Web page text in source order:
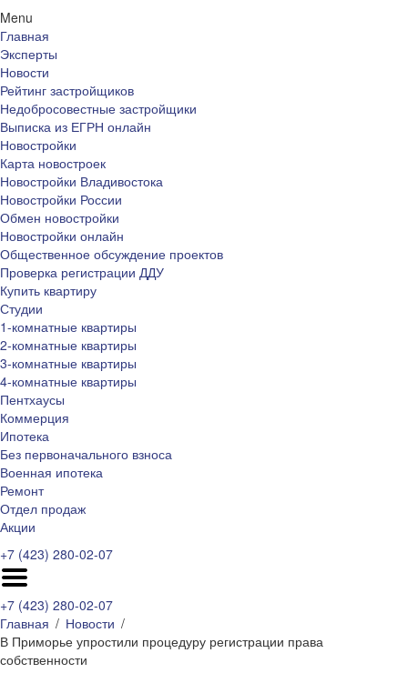
Menu
Главная
Эксперты
Новости
Рейтинг застройщиков
Недобросовестные застройщики
Выписка из ЕГРН онлайн
Новостройки
Карта новостроек
Новостройки Владивостока
Новостройки России
Обмен новостройки
Новостройки онлайн
Общественное обсуждение проектов
Проверка регистрации ДДУ
Купить квартиру
Студии
1-комнатные квартиры
2-комнатные квартиры
3-комнатные квартиры
4-комнатные квартиры
Пентхаусы
Коммерция
Ипотека
Без первоначального взноса
Военная ипотека
Ремонт
Отдел продаж
Акции
+7 (423) 280-02-07
+7 (423) 280-02-07
Главная
Новости
В Приморье упростили процедуру регистрации права
собственности